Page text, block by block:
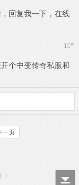
回复我一下，在线
10#
个中变传奇私服和
一页
|